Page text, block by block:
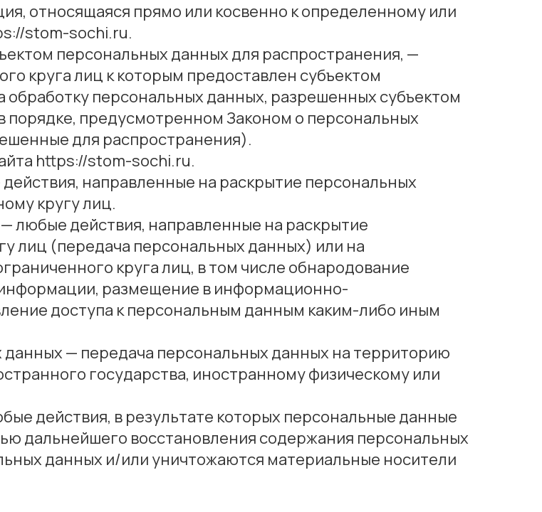
относящаяся прямо или косвенно к определенному или
stom-sochi.ru.
персональных данных для распространения, —
круга лиц к которым предоставлен субъектом
обработку персональных данных, разрешенных субъектом
предусмотренном Законом о персональных
для распространения).
https://stom-sochi.ru.
направленные на раскрытие персональных
кругу лиц.
любые действия, направленные на раскрытие
лиц (передача персональных данных) или на
круга лиц, в том числе обнародование
размещение в информационно-
доступа к персональным данным каким-либо иным
данных — передача персональных данных на территорию
государства, иностранному физическому или
действия, в результате которых персональные данные
дальнейшего восстановления содержания персональных
данных и/или уничтожаются материальные носители